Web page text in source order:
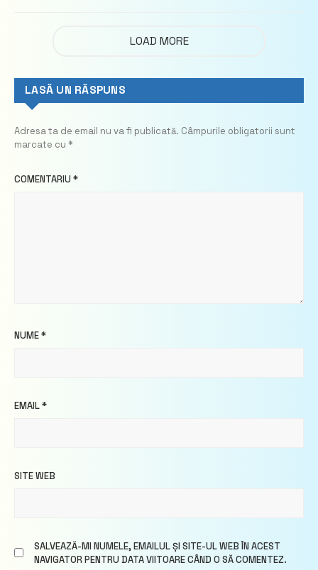
LOAD MORE
LASĂ UN RĂSPUNS
Adresa ta de email nu va fi publicată. Câmpurile obligatorii sunt
marcate cu *
COMENTARIU *
NUME*
EMAIL*
SITE WEB
SALVEAZĂ-MI NUMELE, EMAILUL ȘI SITE-UL WEB ÎN ACEST
NAVIGATOR PENTRU DATA VIITOARE CÂND O SĂ COMENTEZ.